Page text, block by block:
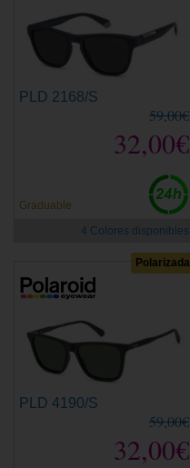
PLD 2168/S
59,00€
32,00€
Graduable
4 Colores disponibles
Polarizada
PLD 4190/S
59,00€
32,00€